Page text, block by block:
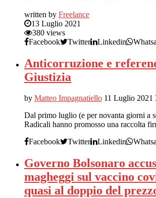
written by Freelance
13 Luglio 2021
380 views
Facebook
Twitter Linkedin
Anticorruzione e
Giustizia
by Matteo Impagnatiello 11 Luglio 2021
Dal primo luglio (e per novanta giorni a
Radicali hanno promosso una raccolta
Facebook
Twitter Linkedin
Governo Bolsonaro
magheggi sul vaccino
quasi al doppio del